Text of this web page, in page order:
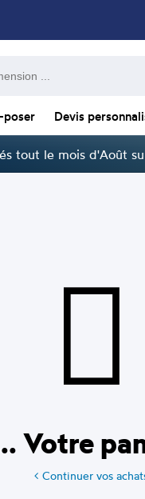
poser Devis
tout le mois d'Août
Votre
Continuer vos